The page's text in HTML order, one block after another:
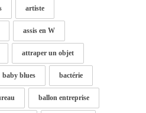
artiste
assis en W
attraper un objet
baby blues bactérie
ballon entreprise